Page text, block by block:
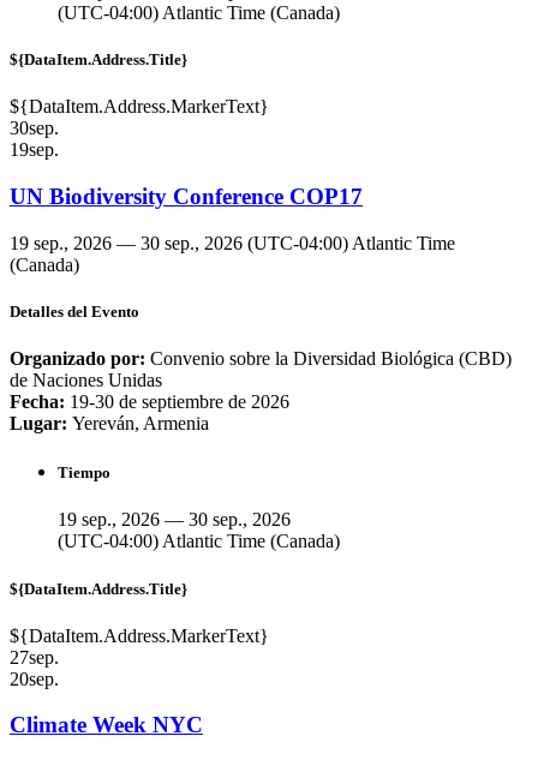
(UTC-04:00) Atlantic Time (Canada)
${DataItem.Address.Title}
${DataItem.Address.MarkerText}
30sep.
19sep.
UN Biodiversity Conference COP17
19 sep., 2026 — 30 sep., 2026 (UTC-04:00) Atlantic Time
(Canada)
Detalles del Evento
Organizado por: Convenio sobre la Diversidad Biológica (CBD)
de Naciones Unidas
Fecha: 19-30 de septiembre de 2026
Lugar: Yereván, Armenia
Tiempo
19 sep., 2026 — 30 sep., 2026
(UTC-04:00) Atlantic Time (Canada)
${DataItem.Address.Title}
${DataItem.Address.MarkerText}
27sep.
20sep.
Climate Week NYC